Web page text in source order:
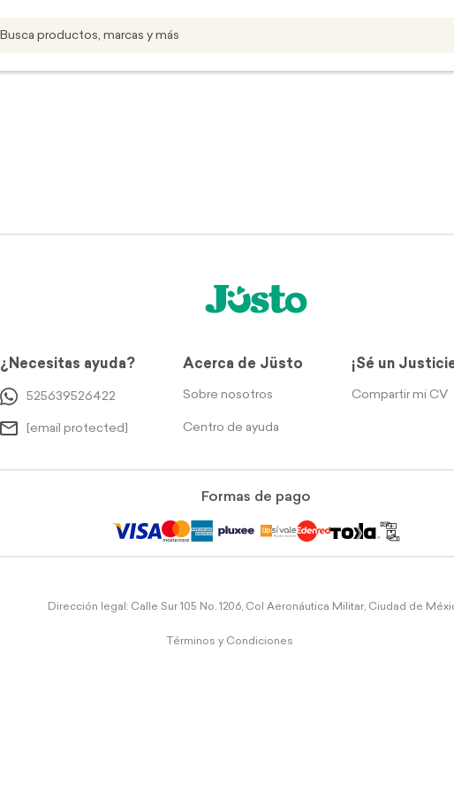
¿Necesitas ayuda?
525639526422
[email protected]
Acerca de Jüsto
Sobre nosotros
Centro de ayuda
¡Sé un
Compartir mi CV
Formas de pago
Dirección legal: Calle Sur 105 No. 1206, Col Aeronáutica Militar, Ciudad de
Términos y Condiciones